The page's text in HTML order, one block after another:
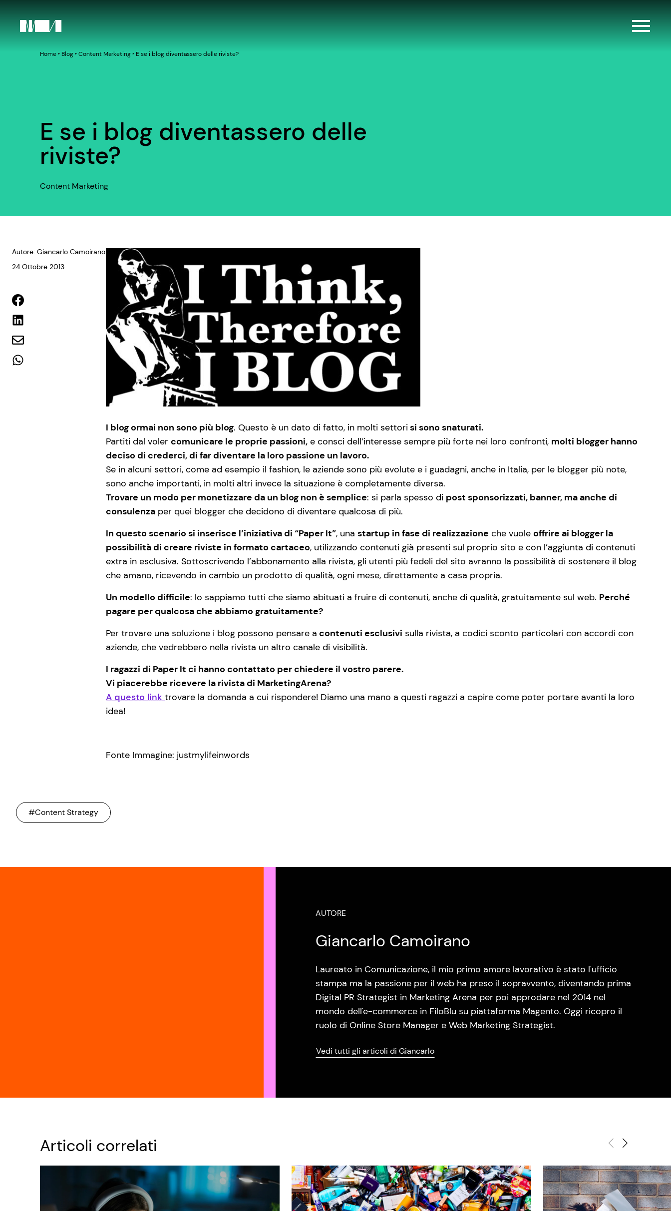
Home‣ Blog‣Content Marketing‣ E se i blog diventassero delle riviste?
E se i blog diventassero delle
riviste?
Content Marketing
Autore: Giancarlo Camoirano
24 Ottobre 2013
I blog ormai non sono più blog. Questo è un dato di fatto, in molti settori si sono snaturati.
Partiti dal voler comunicare le proprie passioni, e consci dell’interesse sempre più forte nei loro confronti, molti blogger hanno
deciso di crederci, di far diventare la loro passione un lavoro.
Se in alcuni settori, come ad esempio il fashion, le aziende sono più evolute e i guadagni, anche in Italia, per le blogger più note,
sono anche importanti, in molti altri invece la situazione è completamente diversa.
Trovare un modo per monetizzare da un blog non è semplice: si parla spesso di post sponsorizzati, banner, ma anche di
consulenza per quei blogger che decidono di diventare qualcosa di più.
In questo scenario si inserisce l’iniziativa di “Paper It”, una startup in fase di realizzazione che vuole offrire ai blogger la
possibilità di creare riviste in formato cartaceo, utilizzando contenuti già presenti sul proprio sito e con l’aggiunta di contenuti
extra in esclusiva. Sottoscrivendo l’abbonamento alla rivista, gli utenti più fedeli del sito avranno la possibilità di sostenere il blog
che amano, ricevendo in cambio un prodotto di qualità, ogni mese, direttamente a casa propria.
Un modello difficile: lo sappiamo tutti che siamo abituati a fruire di contenuti, anche di qualità, gratuitamente sul web. Perché
pagare per qualcosa che abbiamo gratuitamente?
Per trovare una soluzione i blog possono pensare a contenuti esclusivi sulla rivista, a codici sconto particolari con accordi con
aziende, che vedrebbero nella rivista un altro canale di visibilità.
I ragazzi di Paper It ci hanno contattato per chiedere il vostro parere.
Vi piacerebbe ricevere la rivista di MarketingArena?
A questo link trovare la domanda a cui rispondere! Diamo una mano a questi ragazzi a capire come poter portare avanti la loro
idea!
Fonte Immagine: justmylifeinwords
#Content Strategy
AUTORE
Giancarlo Camoirano
Laureato in Comunicazione, il mio primo amore lavorativo è stato l'ufficio
stampa ma la passione per il web ha preso il sopravvento, diventando prima
Digital PR Strategist in Marketing Arena per poi approdare nel 2014 nel
mondo dell'e-commerce in FiloBlu su piattaforma Magento. Oggi ricopro il
ruolo di Online Store Manager e Web Marketing Strategist.
Vedi tutti gli articoli di Giancarlo
Articoli correlati